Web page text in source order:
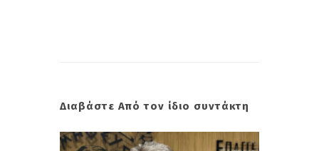
Διαβάστε Από τον ίδιο συντάκτη